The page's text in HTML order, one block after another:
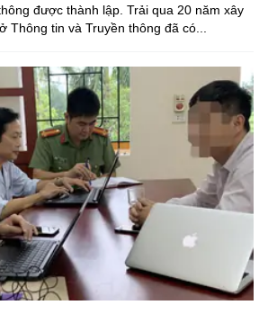
được thành lập. Trải qua 20 năm xây
Thông tin và Truyền thông đã có...